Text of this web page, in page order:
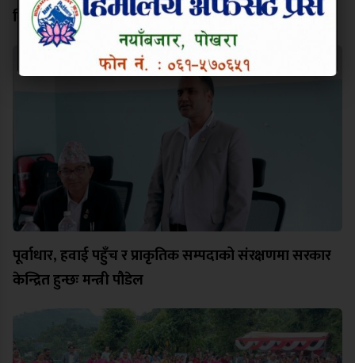
विश्व कीर्तिमानी पर्वतारोही निम्स दाईप्रति पोखरामा श्रद्धाञ्जली
पूर्वाधार, हवाई पहुँच र प्राकृतिक सम्पदाको संरक्षणमा सरकार
केन्द्रित हुन्छः मन्त्री पौडेल